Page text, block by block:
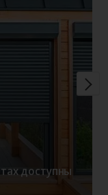
доступны